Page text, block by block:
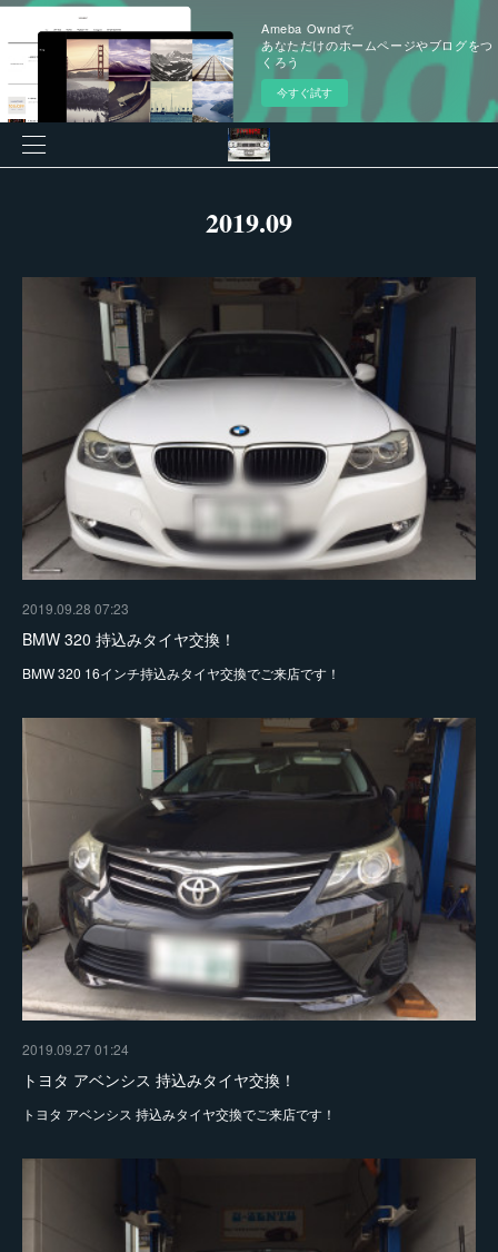
Ameba Owndで
あなただけのホームページやブログをつ
くろう
今すぐ試す
2019.09
2019.09.28 07:23
BMW 320 持込みタイヤ交換！
BMW 320 16インチ持込みタイヤ交換でご来店です！
2019.09.27 01:24
トヨタ アベンシス 持込みタイヤ交換！
トヨタ アベンシス 持込みタイヤ交換でご来店です！